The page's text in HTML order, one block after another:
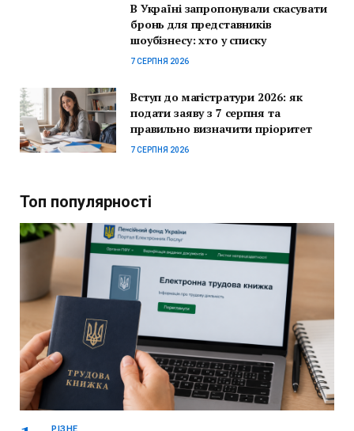
В Україні запропонували скасувати
бронь для представників
шоубізнесу: хто у списку
7 СЕРПНЯ 2026
Вступ до магістратури 2026: як
подати заяву з 7 серпня та
правильно визначити пріоритет
7 СЕРПНЯ 2026
Топ популярності